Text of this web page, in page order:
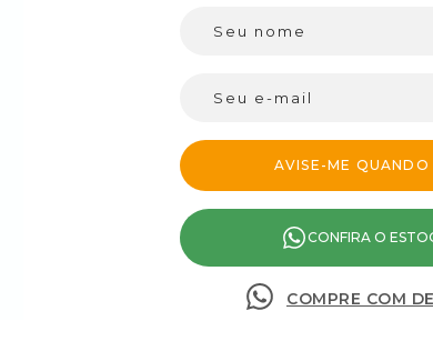
CONFIRA O
COMPRE COM